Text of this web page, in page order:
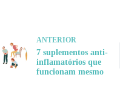
ANTERIOR
7 suplementos anti-
inflamatórios que
funcionam mesmo